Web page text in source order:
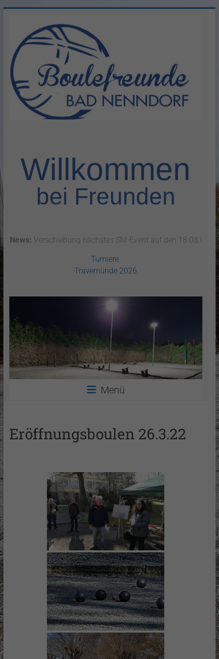
springen
willkommen
Willkommen
bei Freunden
News: Verschiebung nächstes SM-Event auf den 18.08.!
Turniere
Travemünde 2026
Menü
Eröffnungsboulen 26.3.22